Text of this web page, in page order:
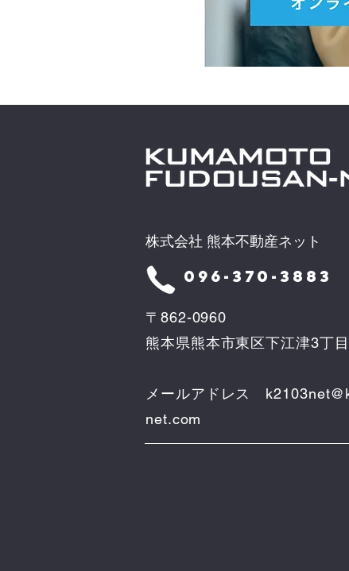
株式会社 熊本不動産ネット
096-370-3883
〒862-0960
熊本県熊本市東区下江津3丁
メールアドレス
net.com